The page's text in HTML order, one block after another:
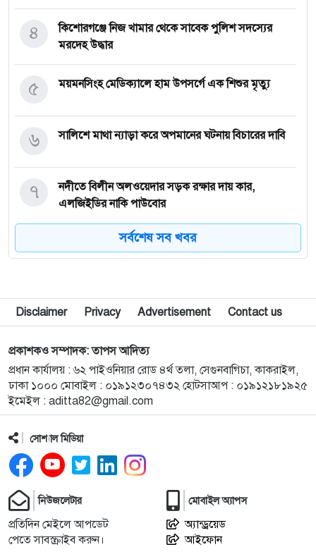
কিশোরগঞ্জে নিজ খামার থেকে সাবেক পুলিশ সদস্যের
মরদেহ উদ্ধার
৪
ময়মনসিংহ মেডিক্যালে হাম উপসর্গে এক শিশুর মৃত্যু
৫
সালিশে মাথা ন্যাড়া করে অপমানের ঘটনায় বিচারের দাবি
৬
নদীতে বিলীন অলওয়েদার সড়ক রক্ষার দায় কার,
এলজিইডির নাকি পাউবোর
৭
একটি গ্রামে মাত্র দুটি পরিবার, ১০৭ একরে ১২ মানুষের
বসবাস
৮
শেরপুরে জেলা প্রশাসকের সহায়তায় আলুচাষির অস্ত্রোপচার
৯
বাকৃবির গবেষণা আড়িয়াল বিলের কইসহ ৫ প্রজাতির মাছে
মাইক্রোপ্লাস্টিকের উপস্থিতি
১০
ট্রেনের ৫ বগি লাইনচ্যুত, ঢাকা-ময়মনসিংহ রুটে ট্রেন
১১
ময়মনসিংহে হত্যা মামলায় দুই আসামি গ্রেপ্তার
১২
ময়মনসিংহে চোরাচালানের কম্বলসহ ৪ জন গ্রেপ্তার
১৩
সর্বশেষ সব খবর
Disclaimer Privacy Advertisement Contact us
প্রকাশকও সম্পাদক: তাপস আদিত্য
প্রধান কার্যালয় : ৬২ পাইওনিয়ার রোড ৪র্থ তলা, সেগুনবাগিচা, কাকরাইল,
ঢাকা ১০০০ মোবাইল : ০১৯১২৩০৭৪৩২ হোটসাআপ : ০১৯১২১৮১৯২৫
ইমেইল : aditta82@gmail.com
সোশ্যাল মিডিয়া
নিউজলেটার
প্রতিদিন মেইলে আপডেট
পেতে সাবস্ক্রাইব করুন।
মোবাইল অ্যাপস
অ্যান্ড্রয়েড
আইফোন